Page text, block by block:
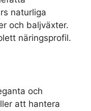
naturliga
och baljväxter.
näringsprofil.
och
att hantera